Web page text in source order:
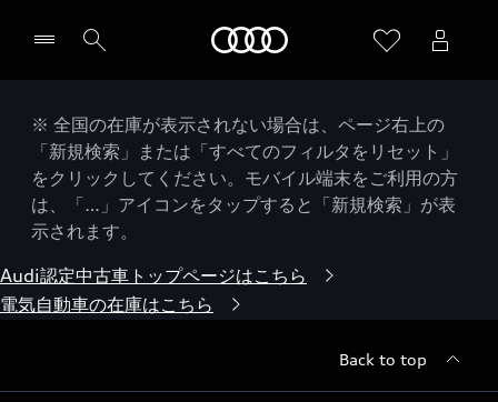
※ 全国の在庫が表示されない場合は、ページ右上の
「新規検索」または「すべてのフィルタをリセット」
をクリックしてください。モバイル端末をご利用の方
は、「…」アイコンをタップすると「新規検索」が表
示されます。
Audi認定中古車トップページはこちら
電気自動車の在庫はこちら
Back to top